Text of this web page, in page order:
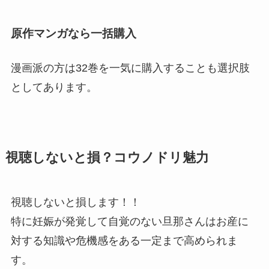
原作マンガなら一括購入
漫画派の方は32巻を一気に購入することも選択肢
としてあります。
視聴しないと損？コウノドリ魅力
視聴しないと損します！！
特に妊娠が発覚して自覚のない旦那さんはお産に
対する知識や危機感をある一定まで高められま
す。